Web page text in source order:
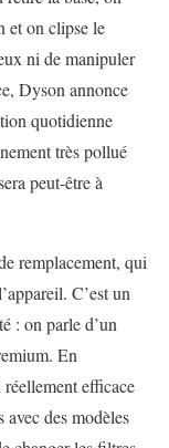
et on clipse le
ni de manipuler
Dyson annonce
quotidienne
très pollué
peut-être à
remplacement, qui
C’est un
: on parle d’un
En
efficace
avec des modèles